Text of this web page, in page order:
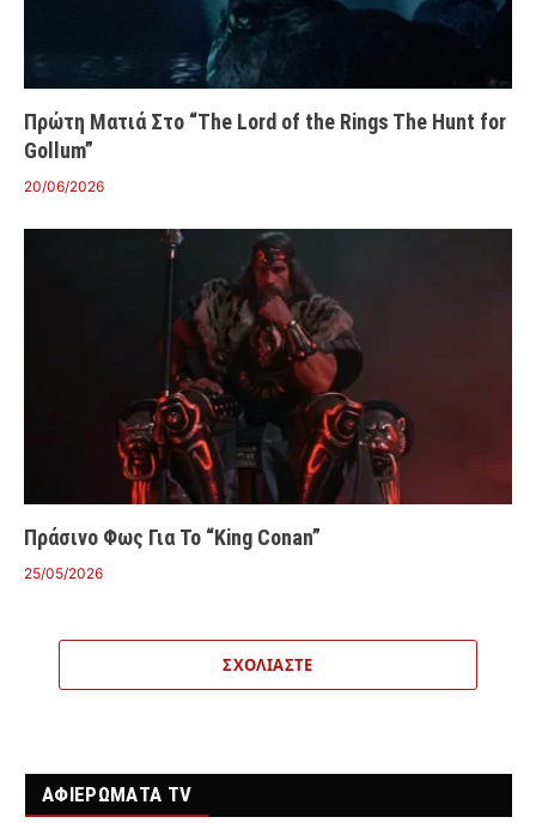
Πρώτη Ματιά Στο “The Lord of the Rings The Hunt for
Gollum”
20/06/2026
Πράσινο Φως Για Το “King Conan”
25/05/2026
ΣΧΟΛΙΆΣΤΕ
ΑΦΙΕΡΩΜΑΤΑ TV